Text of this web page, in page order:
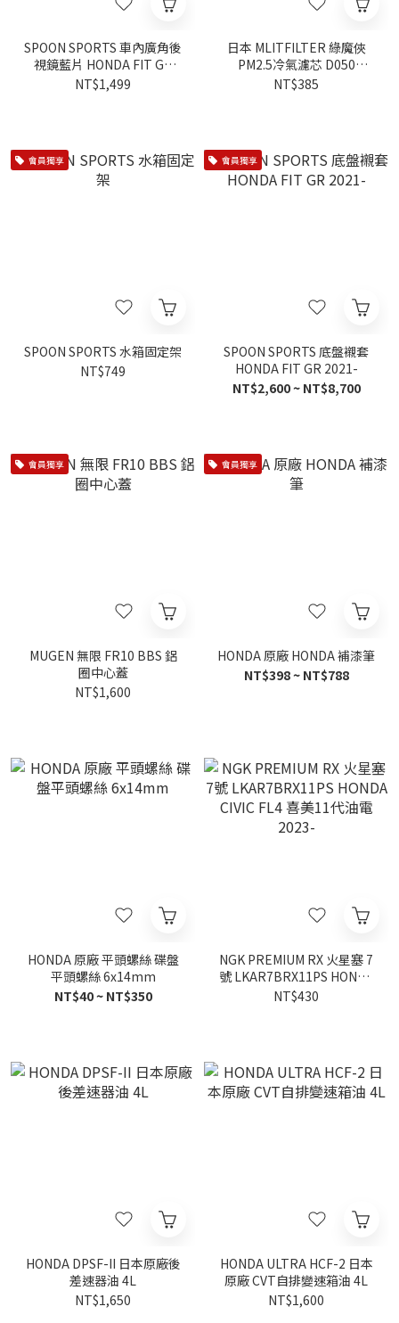
SPOON SPORTS 車內廣角後
視鏡藍片 HONDA FIT GR
FIT 4代
NT$1,499
日本 MLITFILTER 綠魔俠
PM2.5冷氣濾芯 D050
HONDA車系 CIVIC FL4 喜美
NT$385
會員獨享
SPOON SPORTS 水箱固定架
NT$749
會員獨享
SPOON SPORTS 底盤襯套
HONDA FIT GR 2021-
NT$2,600 ~ NT$8,700
會員獨享
MUGEN 無限 FR10 BBS 鋁
圈中心蓋
NT$1,600
會員獨享
HONDA 原廠 HONDA 補漆筆
NT$398 ~ NT$788
HONDA 原廠 平頭螺絲 碟盤
平頭螺絲 6x14mm
NT$40 ~ NT$350
NGK PREMIUM RX 火星塞 7
號 LKAR7BRX11PS HONDA
CIVIC FL4 喜美11代油電
NT$430
HONDA DPSF-II 日本原廠後
差速器油 4L
NT$1,650
HONDA ULTRA HCF-2 日本
原廠 CVT自排變速箱油 4L
NT$1,600